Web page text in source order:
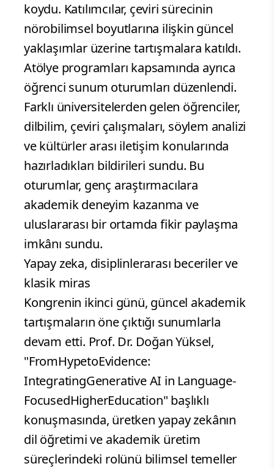
koydu. Katılımcılar, çeviri sürecinin
nörobilimsel boyutlarına ilişkin güncel
yaklaşımlar üzerine tartışmalara katıldı.
Atölye programları kapsamında ayrıca
öğrenci sunum oturumları düzenlendi.
Farklı üniversitelerden gelen öğrenciler,
dilbilim, çeviri çalışmaları, söylem analizi
ve kültürler arası iletişim konularında
hazırladıkları bildirileri sundu. Bu
oturumlar, genç araştırmacılara
akademik deneyim kazanma ve
uluslararası bir ortamda fikir paylaşma
imkânı sundu.
Yapay zeka, disiplinlerarası beceriler ve
klasik miras
Kongrenin ikinci günü, güncel akademik
tartışmaların öne çıktığı sunumlarla
devam etti. Prof. Dr. Doğan Yüksel,
"FromHypetoEvidence:
IntegratingGenerative AI in Language-
FocusedHigherEducation" başlıklı
konuşmasında, üretken yapay zekânın
dil öğretimi ve akademik üretim
süreçlerindeki rolünü bilimsel temeller